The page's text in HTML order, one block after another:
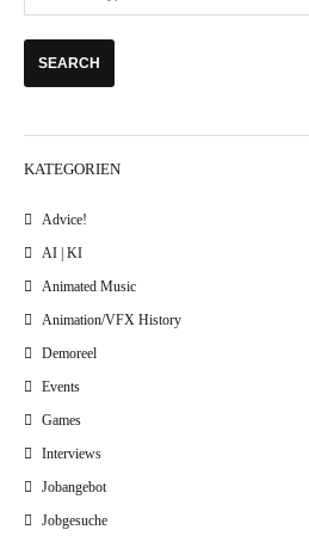
KATEGORIEN
Advice!
AI | KI
Animated Music
Animation/VFX History
Demoreel
Events
Games
Interviews
Jobangebot
Jobgesuche